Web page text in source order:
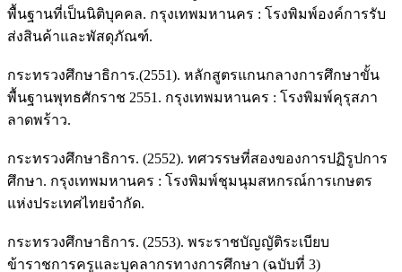
พื้นฐานที่เป็นนิติบุคคล. กรุงเทพมหานคร : โรงพิมพ์องค์การรับ
ส่งสินค้าและพัสดุภัณฑ์.
กระทรวงศึกษาธิการ.(2551). หลักสูตรแกนกลางการศึกษาขั้น
พื้นฐานพุทธศักราช 2551. กรุงเทพมหานคร : โรงพิมพ์คุรุสภา
ลาดพร้าว.
กระทรวงศึกษาธิการ. (2552). ทศวรรษที่สองของการปฏิรูปการ
ศึกษา. กรุงเทพมหานคร : โรงพิมพ์ชุมนุมสหกรณ์การเกษตร
แห่งประเทศไทยจำกัด.
กระทรวงศึกษาธิการ. (2553). พระราชบัญญัติระเบียบ
ข้าราชการครูและบุคลากรทางการศึกษา (ฉบับที่ 3)